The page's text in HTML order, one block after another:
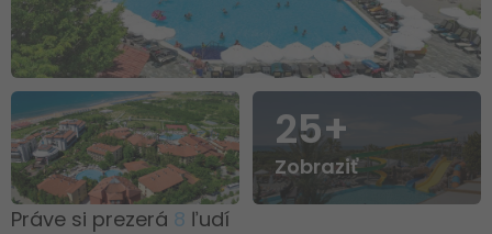
25+
Zobraziť
Práve si prezerá 8 ľudí